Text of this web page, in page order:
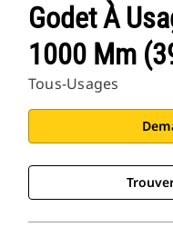
Godet À
1000 Mm
Tous-Usages